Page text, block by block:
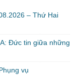
– Thứ Hai
Đức tin giữa những
vụ